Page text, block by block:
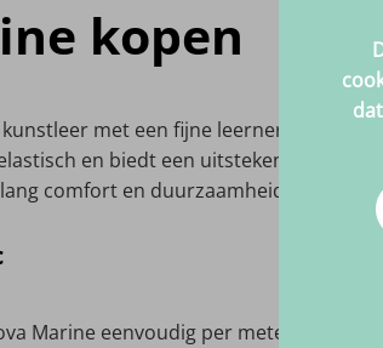
kopen
met een fijne leernerf en
en biedt een uitstekende kras-
comfort en duurzaamheid.
Marine eenvoudig per meter. De